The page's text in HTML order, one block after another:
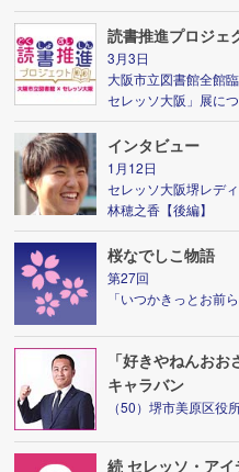
読書推進プロジェ
3月3日
大阪市立図書館全館
セレッソ大阪」展に
インタビュー
1月12日
セレッソ大阪堺レデ
林穂之香【後編】
桜なでしこ物語
第27回
「いつかきっとお前
「好きやねんお
キャラバン
（50）堺市美原区役
続 セレッソ・ア